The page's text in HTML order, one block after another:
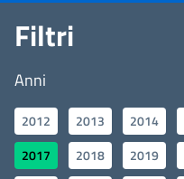
Filtri
Anni
2012 2013 2014
2017
2018 2019